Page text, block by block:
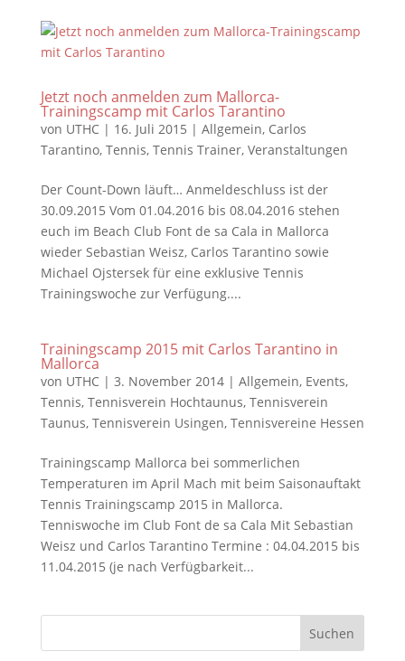
Jetzt noch anmelden zum Mallorca-
Trainingscamp mit Carlos Tarantino
von UTHC| 16. Juli 2015 | Allgemein, Carlos
Tarantino, Tennis, Tennis Trainer, Veranstaltungen
Der Count-Down läuft… Anmeldeschluss ist der
30.09.2015 Vom 01.04.2016 bis 08.04.2016 stehen
euch im Beach Club Font de sa Cala in Mallorca
wieder Sebastian Weisz, Carlos Tarantino sowie
Michael Ojstersek für eine exklusive Tennis
Trainingswoche zur Verfügung....
Trainingscamp 2015 mit Carlos Tarantino in
Mallorca
von UTHC| 3. November 2014| Allgemein, Events,
Tennis, Tennisverein Hochtaunus, Tennisverein
Taunus, Tennisverein Usingen, Tennisvereine Hessen
Trainingscamp Mallorca bei sommerlichen
Temperaturen im April Mach mit beim Saisonauftakt
Tennis Trainingscamp 2015 in Mallorca.
Tenniswoche im Club Font de sa Cala Mit Sebastian
Weisz und Carlos Tarantino Termine : 04.04.2015 bis
11.04.2015 (je nach Verfügbarkeit...